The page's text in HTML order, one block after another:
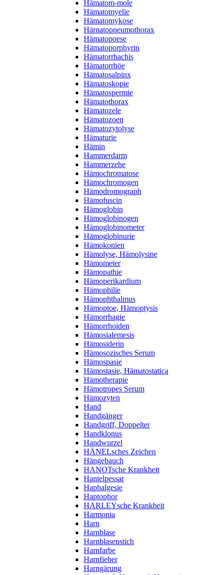
Hämatom-mole
Hämatomyelie
Hämatomykose
Härnatopneumothorax
Hämatopoese
Hämatoporphyrin
Hämatorrhachis
Hämatorrhöe
Hämatosalpinx
Hämatoskopie
Hämatospermie
Hämatothorax
Hämatozele
Hämatozoen
Hämatozytolyse
Hämaturie
Hämin
Hammerdarm
Hammerzehe
Hämochromatose
Hämochromogen
Hämodromograph
Hämofuscin
Hämoglobin
Hämoglobinogen
Hämoglobinometer
Hämoglobinurie
Hämokonien
Hämolyse, Hämolysine
Hämometer
Hämopathie
Hämoperikardium
Hämophilie
Hämophthalmus
Hämoptoe, Hämoptysis
Hämorrhagie
Hämorrhoiden
Hämosialemesis
Hämosiderin
Hämosozisches Serum
Hämospasie
Hämostasie, Hämatostatica
Hämotherapie
Hämotropes Serum
Hämozyten
Hand
Handgänger
Handgriff, Doppelter
Handklonus
Handwurzel
HÄNELsches Zeichen
Hängebauch
HANOTsche Krankheit
Hantelpessar
Haphalgesie
Haptophor
HARLEYsche Krankheit
Harmonia
Harn
Harnblase
Harnblasenstich
Harnfarbe
Harnfieber
Harngärung